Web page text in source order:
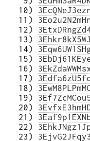
   10)
   11)
   12)
   13)
   14)
   15)
   16)
   17)
   18)
   19)
   20)
   21)
   22)
   23)